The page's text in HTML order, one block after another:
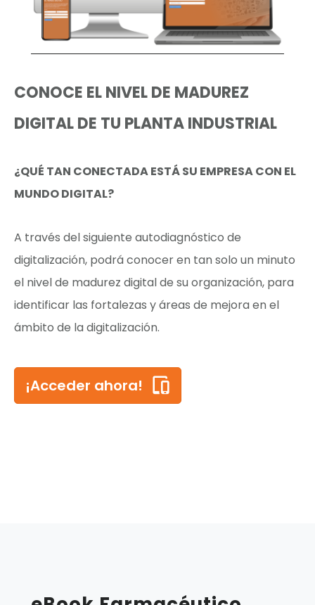
CONOCE EL NIVEL DE MADUREZ
DIGITAL DE TU PLANTA INDUSTRIAL
¿QUÉ TAN CONECTADA ESTÁ SU EMPRESA CON EL
MUNDO DIGITAL?
A través del siguiente autodiagnóstico de
digitalización, podrá conocer en tan solo un minuto
el nivel de madurez digital de su organización, para
identificar las fortalezas y áreas de mejora en el
ámbito de la digitalización.
¡Acceder ahora!